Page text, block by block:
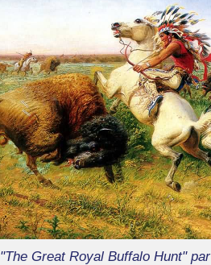
"The Great Royal Buffalo Hunt"